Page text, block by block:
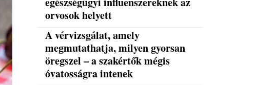
orvosok helyett
A vérvizsgálat, amely
megmutathatja, milyen gyorsan
öregszel – a szakértők mégis
óvatosságra intenek